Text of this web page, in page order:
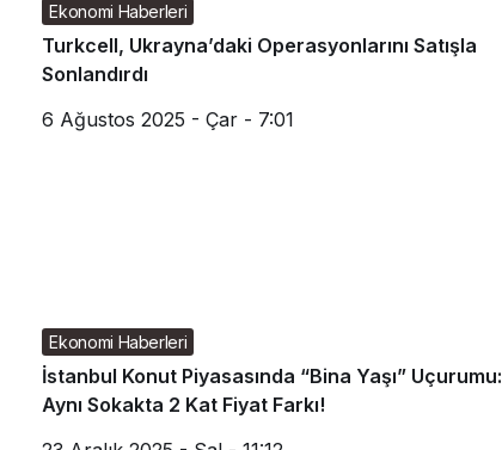
Ekonomi Haberleri
Turkcell, Ukrayna’daki Operasyonlarını Satışla
Sonlandırdı
6 Ağustos 2025 - Çar - 7:01
Ekonomi Haberleri
İstanbul Konut Piyasasında “Bina Yaşı” Uçurumu:
Aynı Sokakta 2 Kat Fiyat Farkı!